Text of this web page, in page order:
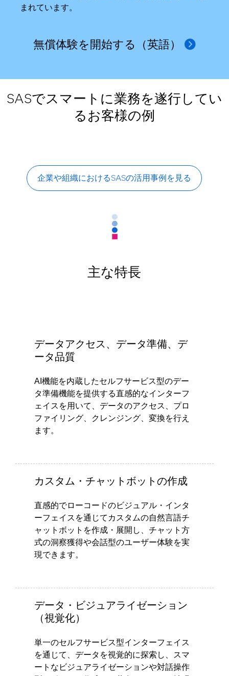
まれています。
無償体験を開始する（英語）
SASでスマートに業務を遂行してい
るお客様の例
企業や組織におけるSASの活用事例を見る
主な特長
データアクセス、データ準備、デ
ータ品質
AI機能を内蔵したセルフサービス型のデー
タ準備機能を提供する直感的なインターフ
ェイスを用いて、データのアクセス、プロ
ファイリング、クレンジング、変換を行え
ます。
カスタム・チャットボットの作成
直感的でローコードのビジュアル・インタ
ーフェイスを通じてカスタムの自然言語チ
ャットボットを作成・展開し、チャット方
式の洞察獲得や会話型のユーザー体験を実
現できます。
データ・ビジュアライゼーション
（視覚化）
単一のセルフサービス型インターフェイス
を通じて、データを視覚的に探索し、スマ
ートなビジュアライゼーションや対話操作